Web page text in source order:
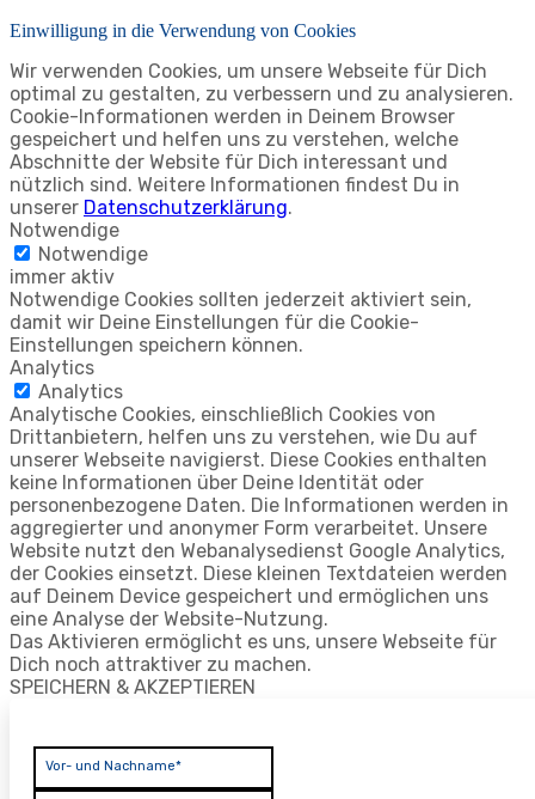
Einwilligung in die Verwendung von Cookies
Wir verwenden Cookies, um unsere Webseite für Dich
optimal zu gestalten, zu verbessern und zu analysieren.
Cookie-Informationen werden in Deinem Browser
gespeichert und helfen uns zu verstehen, welche
Abschnitte der Website für Dich interessant und
nützlich sind. Weitere Informationen findest Du in
unserer Datenschutzerklärung.
Notwendige
Notwendige
immer aktiv
Notwendige Cookies sollten jederzeit aktiviert sein,
damit wir Deine Einstellungen für die Cookie-
Einstellungen speichern können.
Analytics
Analytics
Analytische Cookies, einschließlich Cookies von
Drittanbietern, helfen uns zu verstehen, wie Du auf
unserer Webseite navigierst. Diese Cookies enthalten
keine Informationen über Deine Identität oder
personenbezogene Daten. Die Informationen werden in
aggregierter und anonymer Form verarbeitet. Unsere
Website nutzt den Webanalysedienst Google Analytics,
der Cookies einsetzt. Diese kleinen Textdateien werden
auf Deinem Device gespeichert und ermöglichen uns
eine Analyse der Website-Nutzung.
Das Aktivieren ermöglicht es uns, unsere Webseite für
Dich noch attraktiver zu machen.
SPEICHERN & AKZEPTIEREN
Vor- und Nachname*